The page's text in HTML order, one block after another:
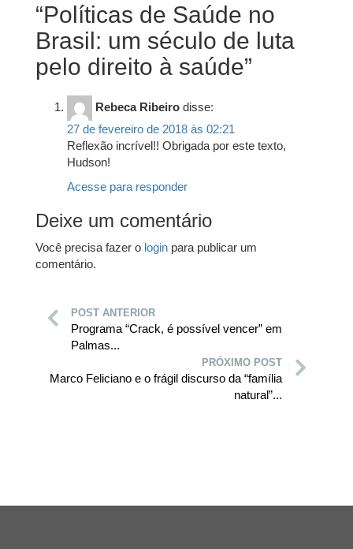
“Políticas de Saúde no
Brasil: um século de luta
pelo direito à saúde”
Rebeca Ribeiro disse:
27 de fevereiro de 2018 às 02:21
Reflexão incrível!! Obrigada por este texto,
Hudson!
Acesse para responder
Deixe um comentário
Você precisa fazer o login para publicar um
comentário.
POST ANTERIOR
Programa “Crack, é possível vencer” em
Palmas...
PRÓXIMO POST
Marco Feliciano e o frágil discurso da “família
natural”...